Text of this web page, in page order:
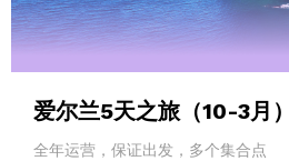
爱尔兰5天之旅（10-3月）
全年运营，保证出发，多个集合点